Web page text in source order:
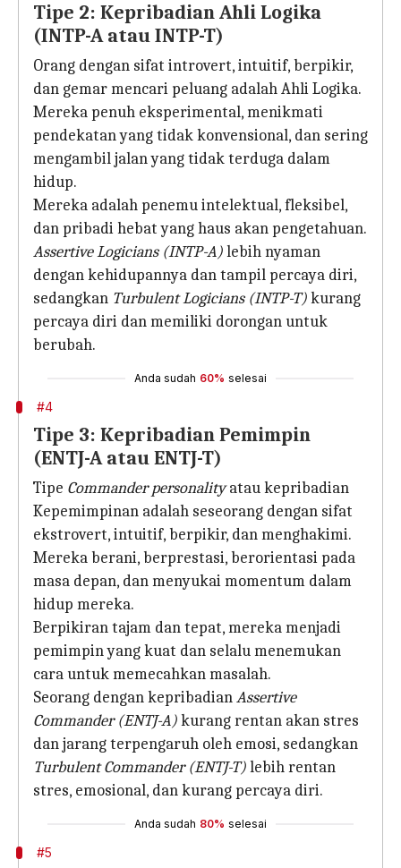
Tipe 2: Kepribadian Ahli Logika
(INTP-A atau INTP-T)
Orang dengan sifat introvert, intuitif, berpikir,
dan gemar mencari peluang adalah Ahli Logika.
Mereka penuh eksperimental, menikmati
pendekatan yang tidak konvensional, dan sering
mengambil jalan yang tidak terduga dalam
hidup.
Mereka adalah penemu intelektual, fleksibel,
dan pribadi hebat yang haus akan pengetahuan.
Assertive Logicians (INTP-A)lebih nyaman
dengan kehidupannya dan tampil percaya diri,
sedangkan Turbulent Logicians (INTP-T)kurang
percaya diri dan memiliki dorongan untuk
berubah.
Anda sudah 60% selesai
#4
Tipe 3: Kepribadian Pemimpin
(ENTJ-A atau ENTJ-T)
Tipe Commander personalityatau kepribadian
Kepemimpinan adalah seseorang dengan sifat
ekstrovert, intuitif, berpikir, dan menghakimi.
Mereka berani, berprestasi, berorientasi pada
masa depan, dan menyukai momentum dalam
hidup mereka.
Berpikiran tajam dan tepat, mereka menjadi
pemimpin yang kuat dan selalu menemukan
cara untuk memecahkan masalah.
Seorang dengan kepribadianAssertive
Commander (ENTJ-A)kurang rentan akan stres
dan jarang terpengaruh oleh emosi, sedangkan
Turbulent Commander (ENTJ-T)lebih rentan
stres, emosional, dan kurang percaya diri.
Anda sudah 80% selesai
#5